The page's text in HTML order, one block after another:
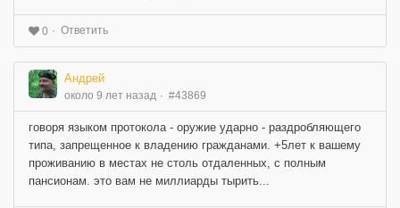
0 Ответить
Андрей
около 9 лет назад #43869
говоря языком протокола - оружие ударно - раздробляющего
типа, запрещенное к владению гражданами. +5лет к вашему
проживанию в местах не столь отдаленных, с полным
пансионам. это вам не миллиарды тырить...